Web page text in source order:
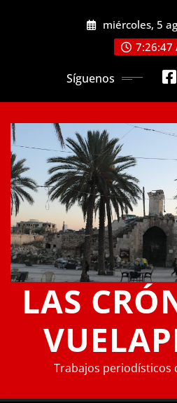
miércoles, 5
7:26:48
Síguenos
LAS
Trabajos periodísticos